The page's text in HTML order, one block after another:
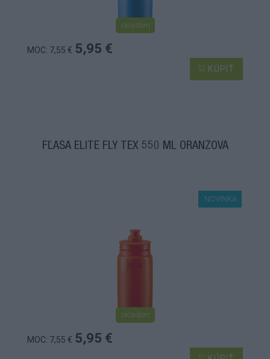
skladom
MOC: 7,55 € 5,95 €
KÚPIŤ
FĽAŠA ELITE FLY TEX 550 ML ORANŽOVÁ
NOVINKA
skladom
MOC: 7,55 € 5,95 €